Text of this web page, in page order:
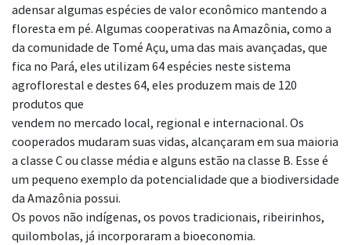
adensar algumas espécies de valor econômico mantendo a
floresta em pé. Algumas cooperativas na Amazônia, como a
da comunidade de Tomé Açu, uma das mais avançadas, que
fica no Pará, eles utilizam 64espécies neste sistema
agroflorestal e destes 64, eles produzem mais de 120
produtos que
vendem no mercado local, regional e internacional. Os
cooperados mudaram suas vidas, alcançaram em sua maioria
a classe C ou classe média e alguns estão na classe B. Esse é
um pequeno exemplo da potencialidade que a biodiversidade
da Amazônia possui.
Os povos não indígenas, os povos tradicionais, ribeirinhos,
quilombolas, já incorporaram a bioeconomia.